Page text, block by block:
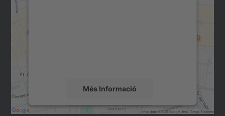
Més Informació
Accepta